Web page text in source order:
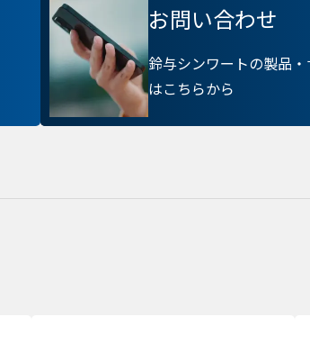
お問い合わせ
鈴与シンワートの製品
はこちらから
この設定で保